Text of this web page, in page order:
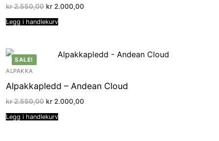
kr2.550,00 Opprinnelig
var:
kr 2.550,00.
kr 2.000,00
Legg i handlekurv
SALE!
ALPAKKA
Alpakkapledd – Andean Cloud
kr2.550,00 Opprinnelig
var:
kr 2.550,00.
kr 2.000,00
Legg i handlekurv